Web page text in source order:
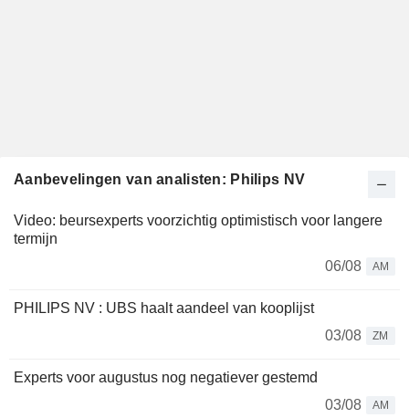
Aanbevelingen van analisten: Philips NV
Video: beursexperts voorzichtig optimistisch voor langere
termijn
06/08
AM
PHILIPS NV : UBS haalt aandeel van kooplijst
03/08
ZM
Experts voor augustus nog negatiever gestemd
03/08
AM